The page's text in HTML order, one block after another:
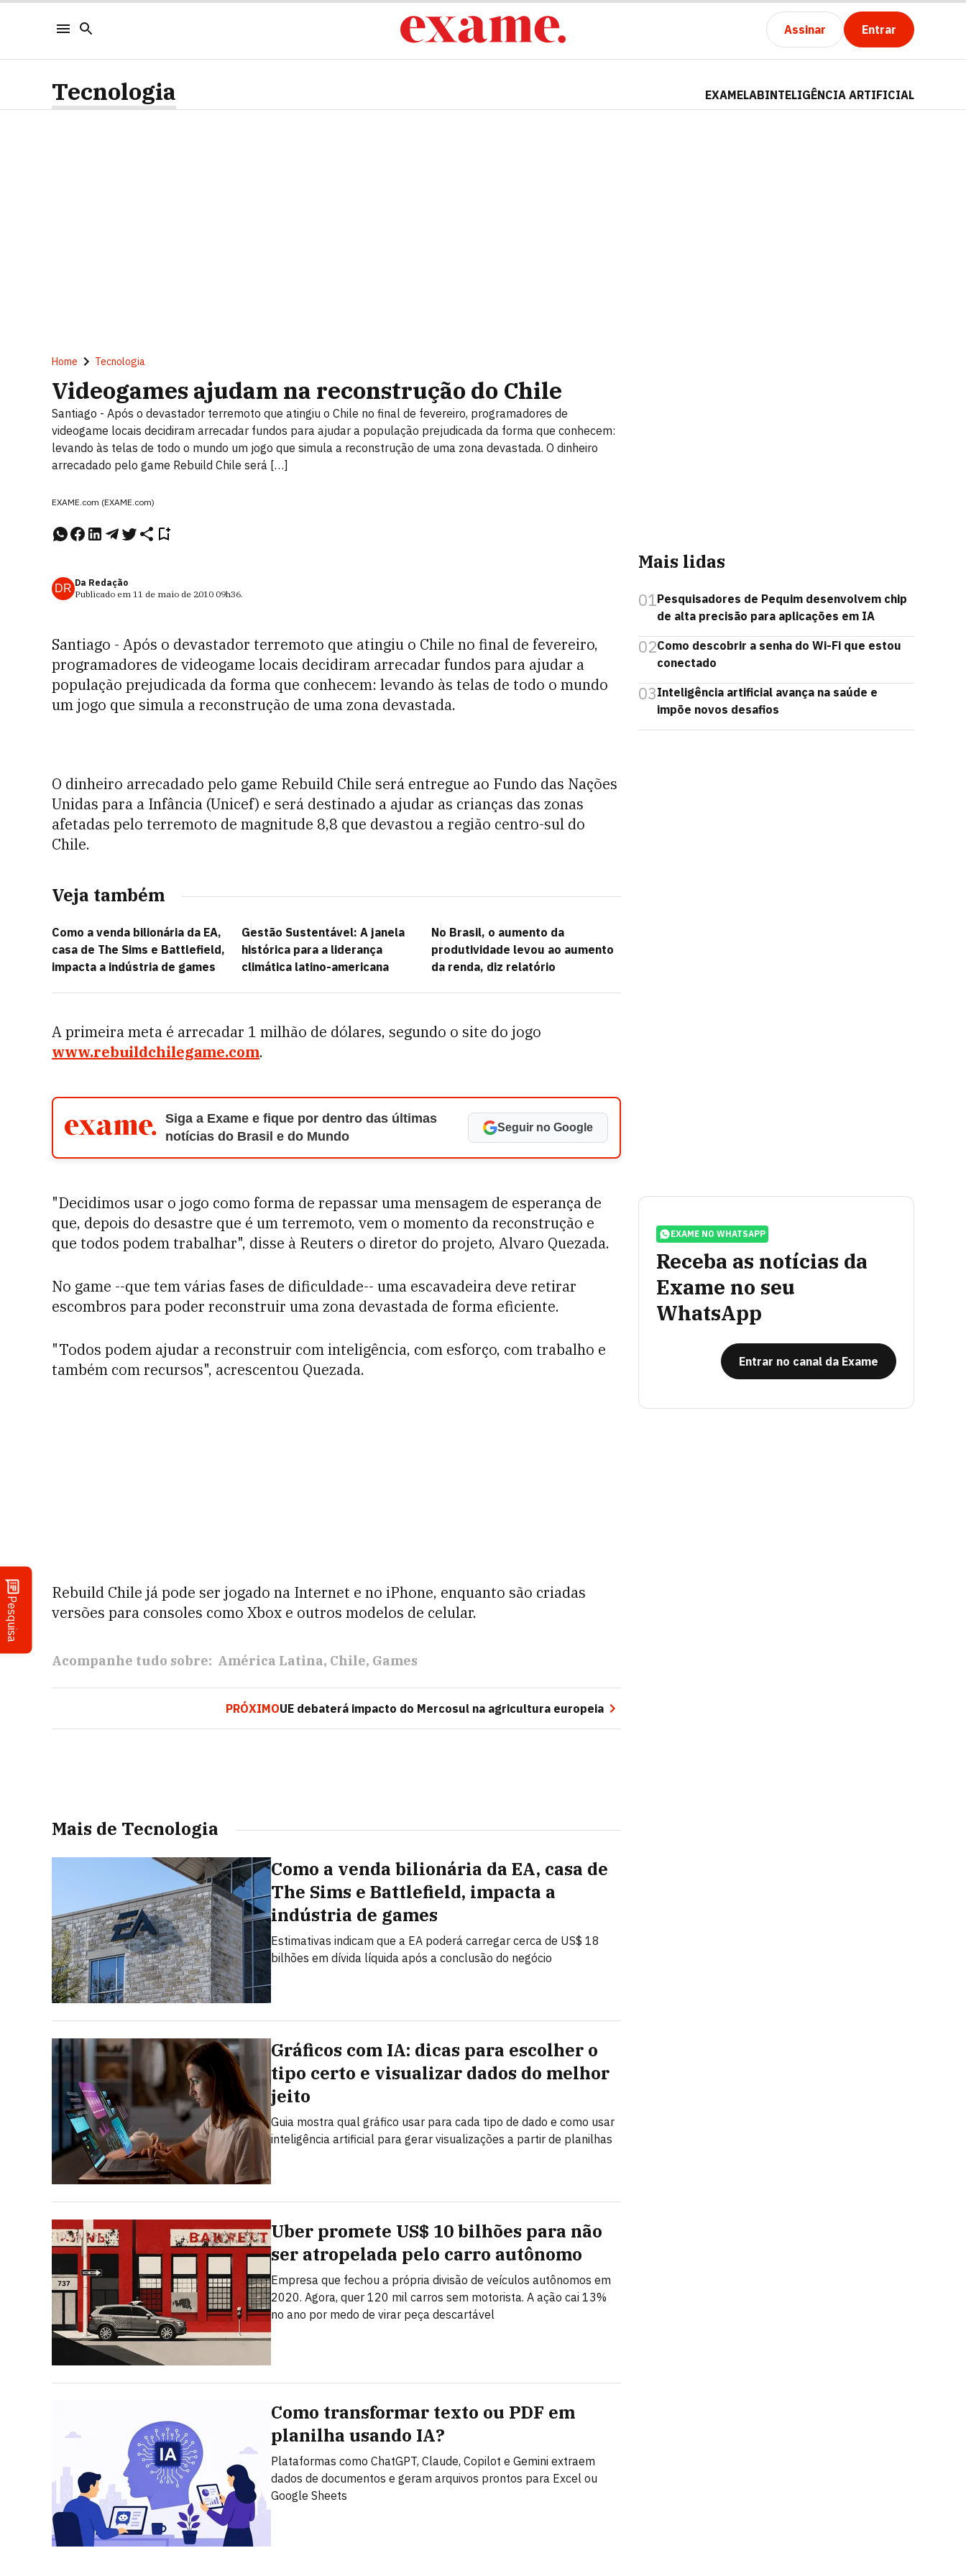
Assinar Entrar
Pesquisa
Tecnologia EXAMELABINTELIGÊNCIA ARTIFICIAL
Home Tecnologia
Videogames ajudam na reconstrução do Chile
Santiago - Após o devastador terremoto que atingiu o Chile no final de fevereiro, programadores de
videogame locais decidiram arrecadar fundos para ajudar a população prejudicada da forma que conhecem:
levando às telas de todo o mundo um jogo que simula a reconstrução de uma zona devastada. O dinheiro
arrecadado pelo game Rebuild Chile será […]
EXAME.com (EXAME.com)
DR Da Redação
Publicado em 11 de maio de 2010 09h36.
Santiago - Após o devastador terremoto que atingiu o Chile no final de fevereiro,
programadores de videogame locais decidiram arrecadar fundos para ajudar a
população prejudicada da forma que conhecem: levando às telas de todo o mundo
um jogo que simula a reconstrução de uma zona devastada.
O dinheiro arrecadado pelo game Rebuild Chile será entregue ao Fundo das Nações
Unidas para a Infância (Unicef) e será destinado a ajudar as crianças das zonas
afetadas pelo terremoto de magnitude 8,8 que devastou a região centro-sul do
Chile.
Veja também
Como a venda bilionária da EA,
casa de The Sims e Battlefield,
impacta a indústria de games
Gestão Sustentável: A janela
histórica para a liderança
climática latino-americana
No Brasil, o aumento da
produtividade levou ao aumento
da renda, diz relatório
A primeira meta é arrecadar 1 milhão de dólares, segundo o site do jogo
www.rebuildchilegame.com.
Siga a Exame e fique por dentro das últimas
notícias do Brasil e do Mundo
Seguir no Google
"Decidimos usar o jogo como forma de repassar uma mensagem de esperança de
que, depois do desastre que é um terremoto, vem o momento da reconstrução e
que todos podem trabalhar", disse à Reuters o diretor do projeto, Alvaro Quezada.
No game --que tem várias fases de dificuldade-- uma escavadeira deve retirar
escombros para poder reconstruir uma zona devastada de forma eficiente.
"Todos podem ajudar a reconstruir com inteligência, com esforço, com trabalho e
também com recursos", acrescentou Quezada.
Rebuild Chile já pode ser jogado na Internet e no iPhone, enquanto são criadas
versões para consoles como Xbox e outros modelos de celular.
Acompanhe tudo sobre: América Latina Chile Games
PRÓXIMOUE debaterá impacto do Mercosul na agricultura europeia
Mais de Tecnologia
Como a venda bilionária da EA, casa de
The Sims e Battlefield, impacta a
indústria de games
Estimativas indicam que a EA poderá carregar cerca de US$ 18
bilhões em dívida líquida após a conclusão do negócio
Gráficos com IA: dicas para escolher o
tipo certo e visualizar dados do melhor
jeito
Guia mostra qual gráfico usar para cada tipo de dado e como usar
inteligência artificial para gerar visualizações a partir de planilhas
Uber promete US$ 10 bilhões para não
ser atropelada pelo carro autônomo
Empresa que fechou a própria divisão de veículos autônomos em
2020. Agora, quer 120 mil carros sem motorista. A ação cai 13%
no ano por medo de virar peça descartável
Como transformar texto ou PDF em
planilha usando IA?
Plataformas como ChatGPT, Claude, Copilot e Gemini extraem
dados de documentos e geram arquivos prontos para Excel ou
Google Sheets
Mais lidas
01Pesquisadores de Pequim desenvolvem chip
de alta precisão para aplicações em IA
02Como descobrir a senha do Wi-Fi que estou
conectado
03Inteligência artificial avança na saúde e
impõe novos desafios
EXAME NO WHATSAPP
Receba as notícias da
Exame no seu
WhatsApp
Entrar no canal da Exame